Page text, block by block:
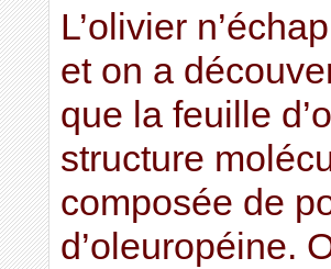
L’olivier
et on a
que la feuille
structure
composée de
d’oleuropéine.